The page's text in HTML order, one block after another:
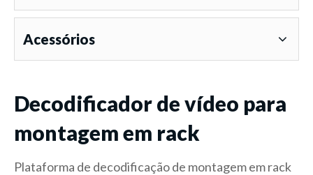
Acessórios
Decodificador de vídeo para
montagem em rack
Plataforma de decodificação de montagem em rack